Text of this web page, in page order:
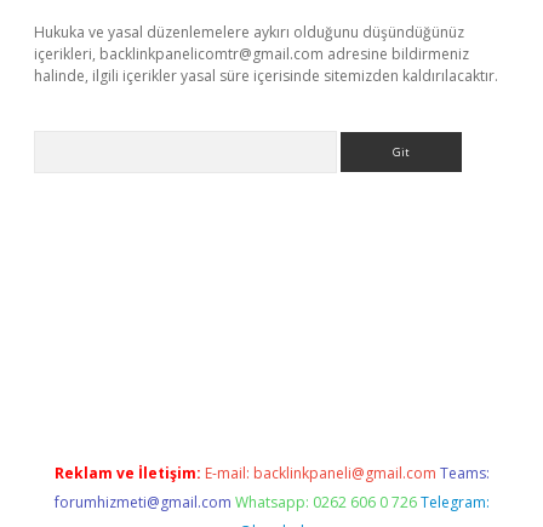
Hukuka ve yasal düzenlemelere aykırı olduğunu düşündüğünüz
içerikleri, backlinkpanelicomtr@gmail.com adresine bildirmeniz
halinde, ilgili içerikler yasal süre içerisinde sitemizden kaldırılacaktır.
Reklam ve İletişim: E-mail: backlinkpaneli@gmail.com Teams:
forumhizmeti@gmail.com Whatsapp: 0262 606 0 726 Telegram: